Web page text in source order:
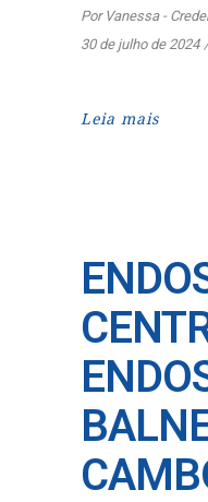
Por Vanessa -
30 de julho de 2024
Leia mais